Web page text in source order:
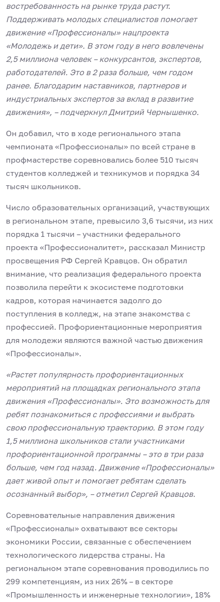
востребованность на рынке труда растут.
Поддерживать молодых специалистов помогает
движение «Профессионалы» нацпроекта
«Молодежь и дети». В этом году в него вовлечены
2,5 миллиона человек – конкурсантов, экспертов,
работодателей. Это в 2 раза больше, чем годом
ранее. Благодарим наставников, партнеров и
индустриальных экспертов за вклад в развитие
движения», – подчеркнул Дмитрий Чернышенко.
Он добавил, что в ходе регионального этапа
чемпионата «Профессионалы» по всей стране в
профмастерстве соревновались более 510 тысяч
студентов колледжей и техникумов и порядка 34
тысяч школьников.
Число образовательных организаций, участвующих
в региональном этапе, превысило 3,6 тысячи, из них
порядка 1 тысячи – участники федерального
проекта «Профессионалитет», рассказал Министр
просвещения РФ Сергей Кравцов. Он обратил
внимание, что реализация федерального проекта
позволила перейти к экосистеме подготовки
кадров, которая начинается задолго до
поступления в колледж, на этапе знакомства с
профессией. Профориентационные мероприятия
для молодежи являются важной частью движения
«Профессионалы».
«Растет популярность профориентационных
мероприятий на площадках регионального этапа
движения «Профессионалы». Это возможность для
ребят познакомиться с профессиями и выбрать
cвою профессиональную траекторию. В этом году
1,5 миллиона школьников стали участниками
профориентационной программы – это в три раза
больше, чем год назад. Движение «Профессионалы»
дает живой опыт и помогает ребятам сделать
осознанный выбор», – отметил Сергей Кравцов.
Соревновательные направления движения
«Профессионалы» охватывают все секторы
экономики России, связанные с обеспечением
технологического лидерства страны. На
региональном этапе соревнования проводились по
299 компетенциям, из них 26% – в секторе
«Промышленность и инженерные технологии», 18%